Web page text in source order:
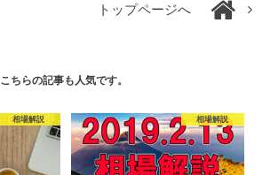
トップページへ
こちらの記事も人気です。
相場解説 相場解説